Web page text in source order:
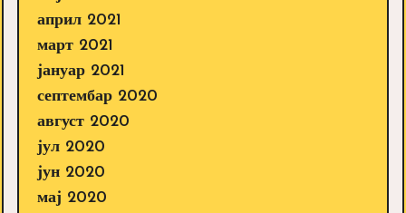
април 2021
март 2021
јануар 2021
септембар 2020
август 2020
јул 2020
јун 2020
мај 2020